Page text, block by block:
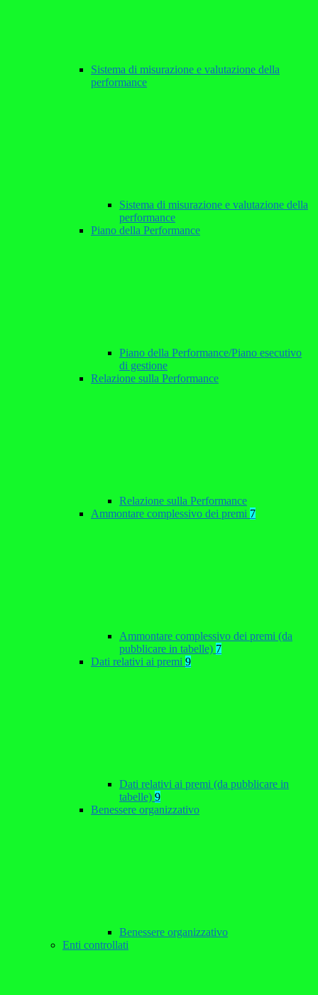
Sistema di misurazione e valutazione della
performance
Sistema di misurazione e valutazione della
performance
Piano della Performance
Piano della Performance/Piano esecutivo
di gestione
Relazione sulla Performance
Relazione sulla Performance
Ammontare complessivo dei premi 7
Ammontare complessivo dei premi (da
pubblicare in tabelle) 7
Dati relativi ai premi 9
Dati relativi ai premi (da pubblicare in
tabelle) 9
Benessere organizzativo
Benessere organizzativo
Enti controllati